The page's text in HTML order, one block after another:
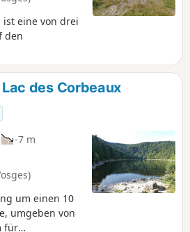
ist eine von drei
den
groben Plan).
des Corbeaux
-7 m
um einen 10
umgeben von
für